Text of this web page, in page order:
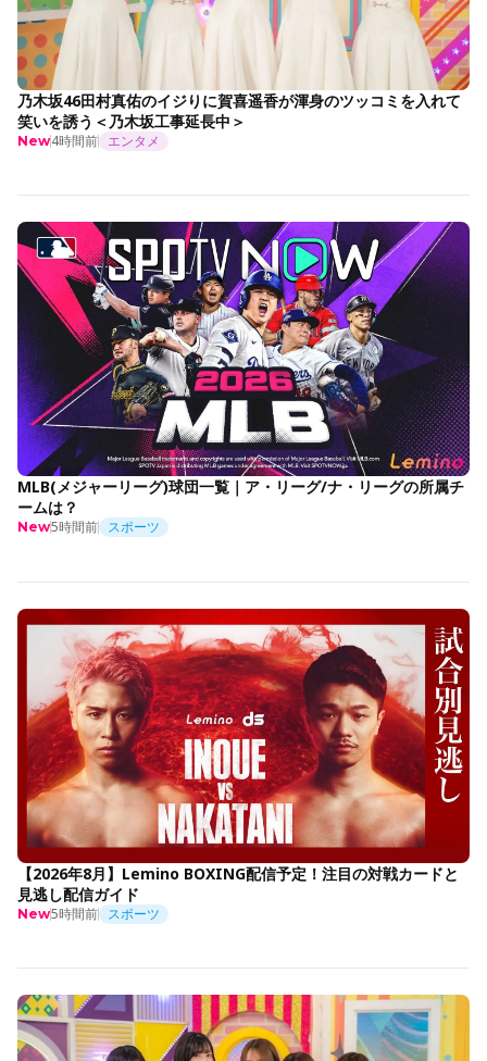
乃木坂46田村真佑のイジりに賀喜遥香が渾身のツッコミを入れて
笑いを誘う＜乃木坂工事延長中＞
New4時間前 エンタメ
MLB(メジャーリーグ)球団一覧｜ア・リーグ/ナ・リーグの所属チ
ームは？
New5時間前 スポーツ
【2026年8月】Lemino BOXING配信予定！注目の対戦カードと
見逃し配信ガイド
New5時間前 スポーツ